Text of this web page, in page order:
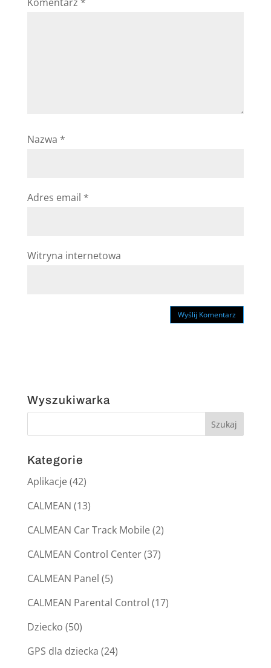
Nazwa *
Adres email *
Witryna internetowa
Wyszukiwarka
Kategorie
Aplikacje(42)
CALMEAN (13)
CALMEAN Car Track Mobile(2)
CALMEAN Control Center(37)
CALMEAN Panel (5)
CALMEAN Parental Control (17)
Dziecko (50)
GPS dla dziecka (24)